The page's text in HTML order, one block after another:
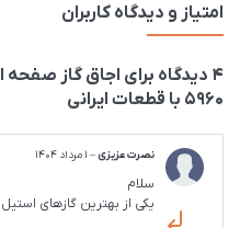
امتیاز و دیدگاه کاربران
4 دیدگاه برای
5960 با قطعات ایرانی
نصرت عزیزی– 1 مرداد 1404
سلام
یکی از بهترین گازهای